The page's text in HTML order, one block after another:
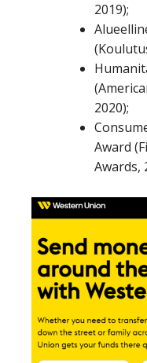
2019);
2020);
Award
Awards,